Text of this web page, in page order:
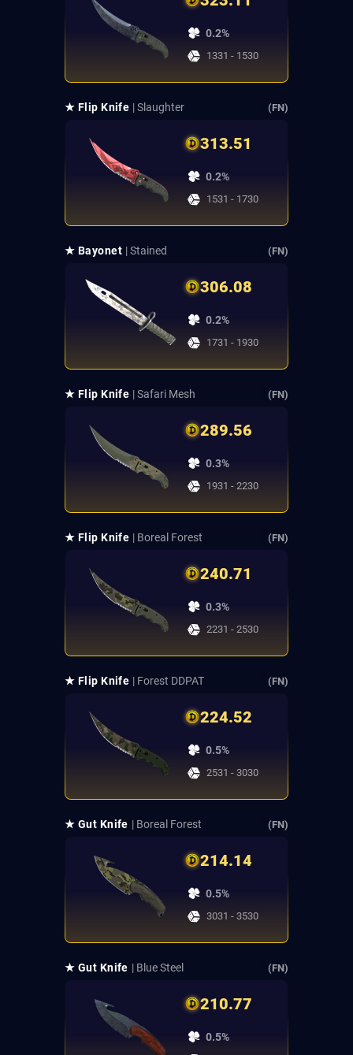
0.2%
1331 - 1530
★ Flip Knife | Slaughter (FN)
313.51
0.2%
1531 - 1730
★ Bayonet | Stained (FN)
306.08
0.2%
1731 - 1930
★ Flip Knife | Safari Mesh (FN)
289.56
0.3%
1931 - 2230
★ Flip Knife | Boreal Forest (FN)
240.71
0.3%
2231 - 2530
★ Flip Knife | Forest DDPAT (FN)
224.52
0.5%
2531 - 3030
★ Gut Knife | Boreal Forest (FN)
214.14
0.5%
3031 - 3530
★ Gut Knife | Blue Steel (FN)
210.77
0.5%